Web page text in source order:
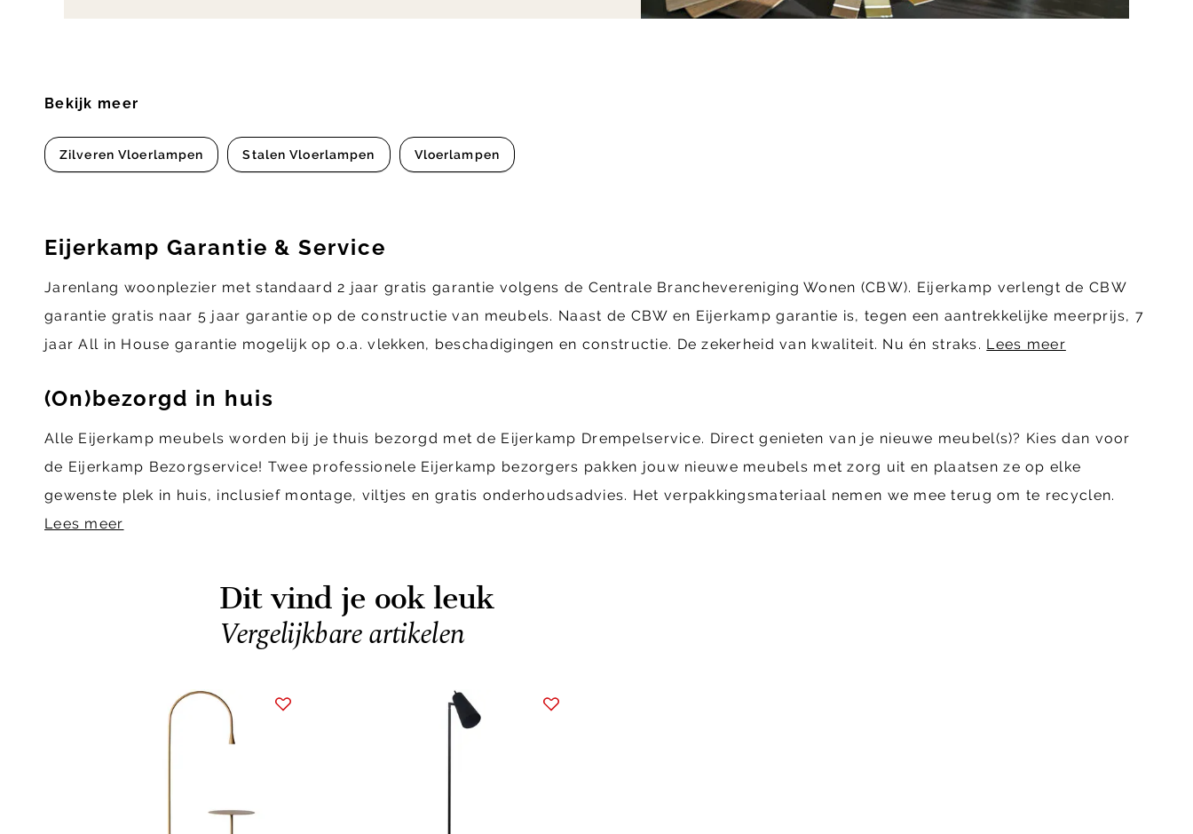
Bekijk meer
Zilveren Vloerlampen Stalen Vloerlampen Vloerlampen
Eijerkamp Garantie & Service
Jarenlang woonplezier met standaard 2 jaar gratis garantie volgens de Centrale Branchevereniging Wonen (CBW). Eijerkamp verlengt de CBW
garantie gratis naar 5 jaar garantie op de constructie van meubels. Naast de CBW en Eijerkamp garantie is, tegen een aantrekkelijke meerprijs, 7
jaar All in House garantie mogelijk op o.a. vlekken, beschadigingen en constructie. De zekerheid van kwaliteit. Nu én straks. Lees meer
(On)bezorgd in huis
Alle Eijerkamp meubels worden bij je thuis bezorgd met de Eijerkamp Drempelservice. Direct genieten van je nieuwe meubel(s)? Kies dan voor
de Eijerkamp Bezorgservice! Twee professionele Eijerkamp bezorgers pakken jouw nieuwe meubels met zorg uit en plaatsen ze op elke
gewenste plek in huis, inclusief montage, viltjes en gratis onderhoudsadvies. Het verpakkingsmateriaal nemen we mee terug om te recyclen.
Lees meer
Dit vind je ook leuk
Vergelijkbare artikelen